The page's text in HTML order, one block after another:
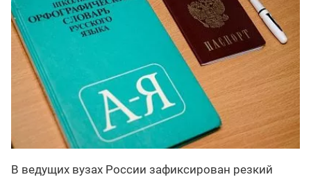
В ведущих вузах России зафиксирован резкий